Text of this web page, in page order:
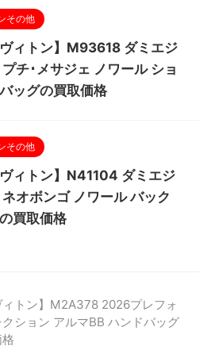
その他
ヴィトン】M93618 ダミエジ
チ･メサジェ ノワール ショ
ッグの買取価格
その他
ヴィトン】N41104 ダミエジ
ネオボンゴ ノワール バック
買取価格
ィトン】M2A378 2026プレフォ
ション アルマBB ハンドバッグ